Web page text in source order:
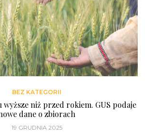
BEZ KATEGORII
wyższe niż przed rokiem. GUS podaje
dane o zbiorach
19 GRUDNIA 2025